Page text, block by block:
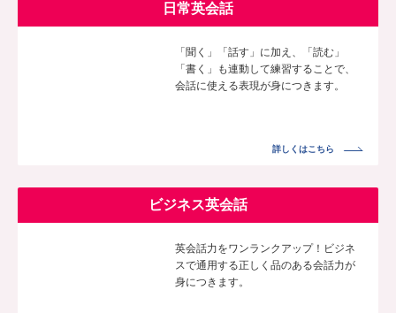
日常英会話
「聞く」「話す」に加え、「読む」
「書く」も連動して練習することで、
会話に使える表現が身につきます。
詳しくはこちら
ビジネス英会話
英会話力をワンランクアップ！ビジネ
スで通用する正しく品のある会話力が
身につきます。